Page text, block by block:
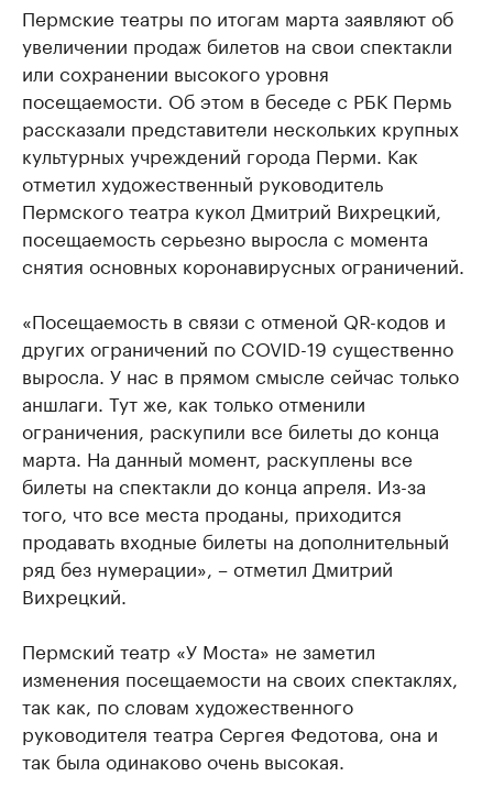
Пермские театры по итогам марта заявляют об
увеличении продаж билетов на свои спектакли
или сохранении высокого уровня
посещаемости. Об этом в беседе с РБК Пермь
рассказали представители нескольких крупных
культурных учреждений города Перми. Как
отметил художественный руководитель
Пермского театра кукол Дмитрий Вихрецкий,
посещаемость серьезно выросла с момента
снятия основных коронавирусных ограничений.
«Посещаемость в связи с отменой QR-кодов и
других ограничений по COVID-19 существенно
выросла. У нас в прямом смысле сейчас только
аншлаги. Тут же, как только отменили
ограничения, раскупили все билеты до конца
марта. На данный момент, раскуплены все
билеты на спектакли до конца апреля. Из-за
того, что все места проданы, приходится
продавать входные билеты на дополнительный
ряд без нумерации», – отметил Дмитрий
Вихрецкий.
Пермский театр «У Моста» не заметил
изменения посещаемости на своих спектаклях,
так как, по словам художественного
руководителя театра Сергея Федотова, она и
так была одинаково очень высокая.